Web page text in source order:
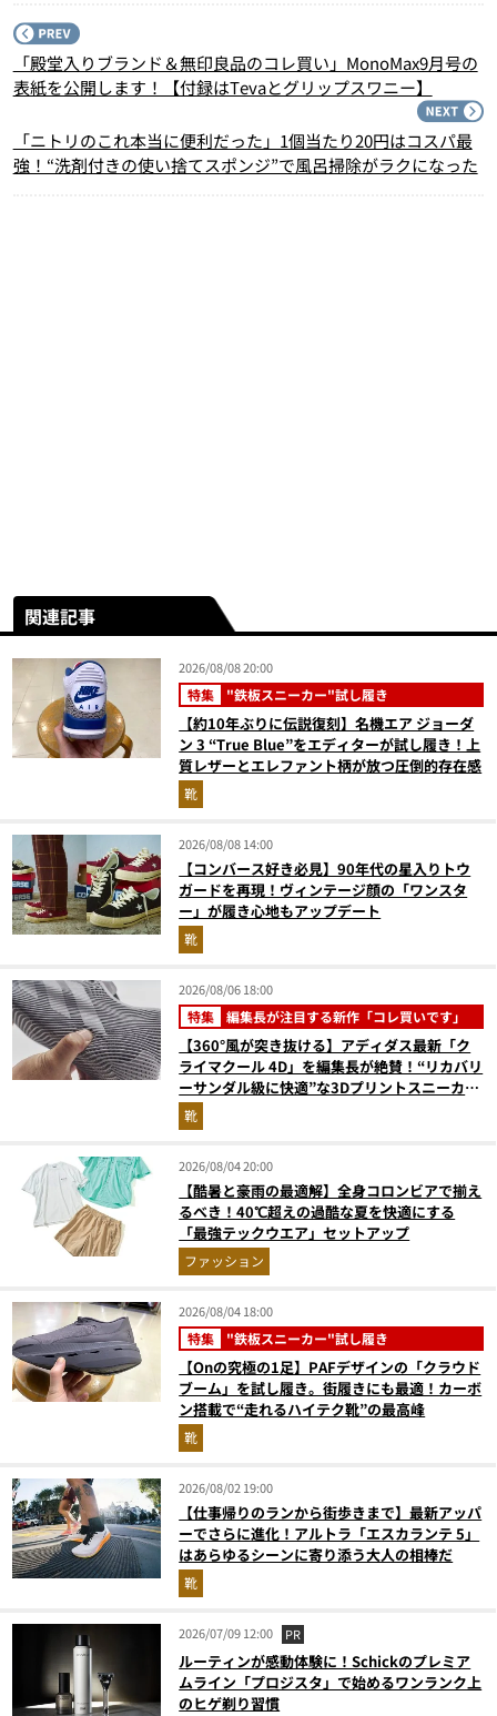
「殿堂入りブランド＆無印良品のコレ買い」MonoMax9月号の
表紙を公開します！【付録はTevaとグリップスワニー】
「ニトリのこれ本当に便利だった」1個当たり20円はコスパ最
強！“洗剤付きの使い捨てスポンジ”で風呂掃除がラクになった
関連記事
2026/08/08 20:00
特集 "鉄板スニーカー"試し履き
【約10年ぶりに伝説復刻】名機エア ジョーダ
ン 3 “True Blue”をエディターが試し履き！上
質レザーとエレファント柄が放つ圧倒的存在感
靴
2026/08/08 14:00
【コンバース好き必見】90年代の星入りトウ
ガードを再現！ヴィンテージ顔の「ワンスタ
ー」が履き心地もアップデート
靴
2026/08/06 18:00
特集 編集長が注目する新作「コレ買いです」
【360°風が突き抜ける】アディダス最新「ク
ライマクール 4D」を編集長が絶賛！“リカバリ
ーサンダル級に快適”な3Dプリントスニーカー
『コレ買いです』Vol.173
靴
2026/08/04 20:00
【酷暑と豪雨の最適解】全身コロンビアで揃え
るべき！40℃超えの過酷な夏を快適にする
「最強テックウエア」セットアップ
ファッション
2026/08/04 18:00
特集 "鉄板スニーカー"試し履き
【Onの究極の1足】PAFデザインの「クラウド
ブーム」を試し履き。街履きにも最適！カーボ
ン搭載で“走れるハイテク靴”の最高峰
靴
2026/08/02 19:00
【仕事帰りのランから街歩きまで】最新アッパ
ーでさらに進化！アルトラ「エスカランテ 5」
はあらゆるシーンに寄り添う大人の相棒だ
靴
2026/07/09 12:00 PR
ルーティンが感動体験に！Schickのプレミア
ムライン「プロジスタ」で始めるワンランク上
のヒゲ剃り習慣